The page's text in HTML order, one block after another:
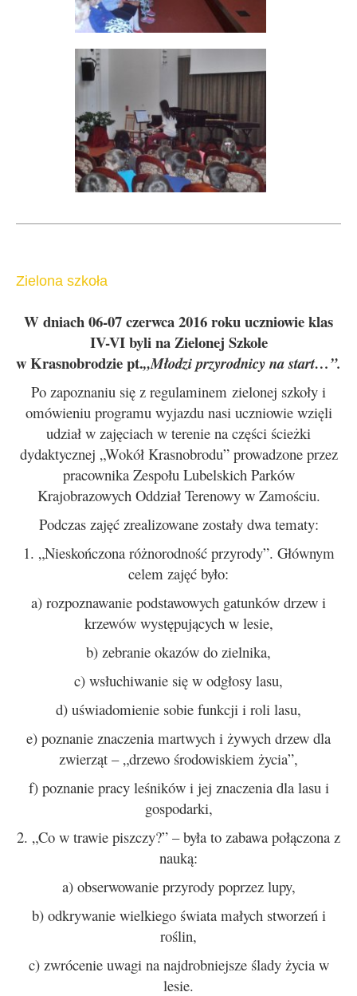
Zielona szkoła
W dniach 06-07 czerwca 2016 roku uczniowie klas
IV-VI byli na Zielonej Szkole
w Krasnobrodzie pt.„Młodzi przyrodnicy na start…”.
Po zapoznaniu się z regulaminem zielonej szkoły i
omówieniu programu wyjazdu nasi uczniowie wzięli
udział w zajęciach w terenie na części ścieżki
dydaktycznej „Wokół Krasnobrodu” prowadzone przez
pracownika Zespołu Lubelskich Parków
Krajobrazowych Oddział Terenowy w Zamościu.
Podczas zajęć zrealizowane zostały dwa tematy:
1. „Nieskończona różnorodność przyrody”. Głównym
celem zajęć było:
a) rozpoznawanie podstawowych gatunków drzew i
krzewów występujących w lesie,
b) zebranie okazów do zielnika,
c) wsłuchiwanie się w odgłosy lasu,
d) uświadomienie sobie funkcji i roli lasu,
e) poznanie znaczenia martwych i żywych drzew dla
zwierząt – „drzewo środowiskiem życia”,
f) poznanie pracy leśników i jej znaczenia dla lasu i
gospodarki,
2. „Co w trawie piszczy?” – była to zabawa połączona z
nauką:
a) obserwowanie przyrody poprzez lupy,
b) odkrywanie wielkiego świata małych stworzeń i
roślin,
c) zwrócenie uwagi na najdrobniejsze ślady życia w
lesie.